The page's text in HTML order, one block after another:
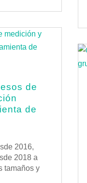
de
de
2016,
2018 a
tamaños y